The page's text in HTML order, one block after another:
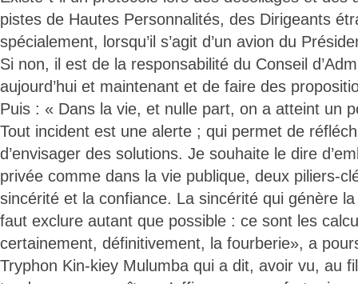
pistes de Hautes Personnalités, des Dirigeants
spécialement, lorsqu’il s’agit d’un avion du
Si non, il est de la responsabilité du Conseil
aujourd’hui et maintenant et de faire des
Puis : « Dans la vie, et nulle part, on a atteint un
Tout incident est une alerte ; qui permet de
d’envisager des solutions. Je souhaite le dire
privée comme dans la vie publique, deux piliers-
sincérité et la confiance. La sincérité qui génère la
faut exclure autant que possible : ce sont les
certainement, définitivement, la fourberie», a
Tryphon Kin-kiey Mulumba qui a dit, avoir vu, au